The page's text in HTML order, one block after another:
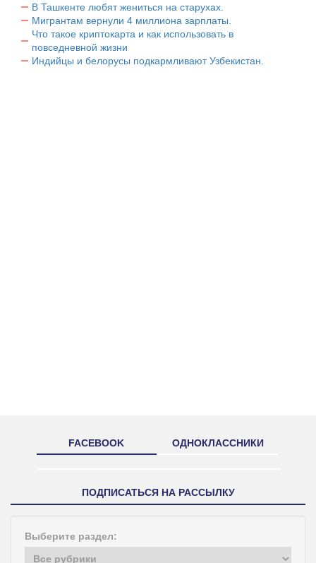
В Ташкенте любят жениться на старухах.
Мигрантам вернули 4 миллиона зарплаты.
Что такое криптокарта и как использовать в
повседневной жизни
Индийцы и белорусы подкармливают Узбекистан.
FACEBOOK ОДНОКЛАССНИКИ
ПОДПИСАТЬСЯ НА РАССЫЛКУ
Выберите раздел: